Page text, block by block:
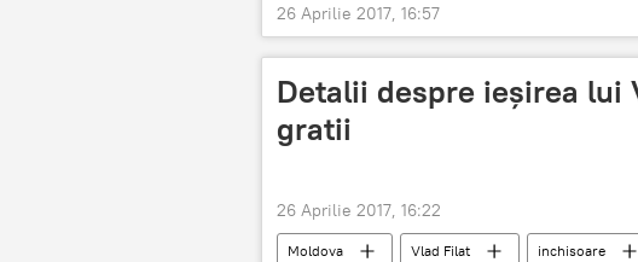
26 Aprilie 2017, 16:57
Detalii despre ieșirea lui
gratii
26 Aprilie 2017, 16:22
Moldova Vlad Filat inchisoare